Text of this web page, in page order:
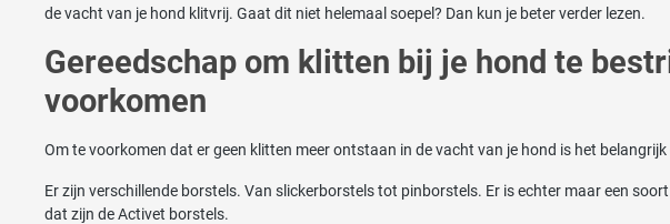
de vacht van je hond klitvrij. Gaat dit niet helemaal soepel? Dan kun je beter verder lezen.
Gereedschap om klitten bij je hond te
voorkomen
Om te voorkomen dat er geen klitten meer ontstaan in de vacht van je hond is het
Er zijn verschillende borstels. Van slickerborstels tot pinborstels. Er is echter maar een
dat zijn de Activet borstels.